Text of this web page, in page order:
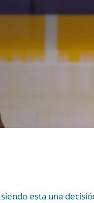
siendo esta una